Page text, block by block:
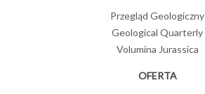
Przegląd Geologiczny
Geological Quarterly
Volumina Jurassica
OFERTA